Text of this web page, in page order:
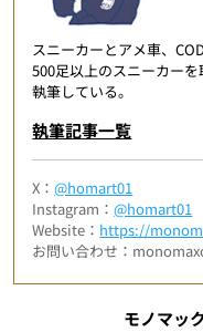
スニーカーとアメ車、
500足以上のスニーカー
執筆している。
執筆記事一覧
X：@homart01
Instagram：@homart01
Website： https://
お問い合わせ：
モノマッ